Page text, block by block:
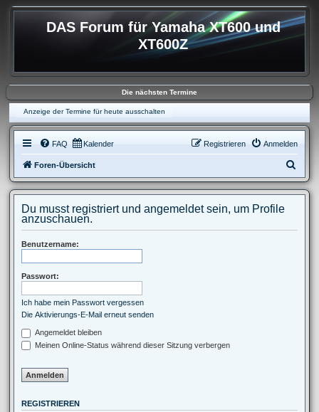
DAS Forum für Yamaha XT600 und
XT600Z
Die nächsten Termine
Anzeige der Termine für heute ausschalten
FAQ Kalender Anmelden
Registrieren
Foren-Übersicht
u
e
Du musst registriert und angemeldet sein, um Profile
anzuschauen.
Benutzername:
Passwort:
Ich habe mein Passwort vergessen
Die Aktivierungs-E-Mail erneut senden
Angemeldet bleiben
Meinen Online-Status während dieser Sitzung verbergen
REGISTRIEREN